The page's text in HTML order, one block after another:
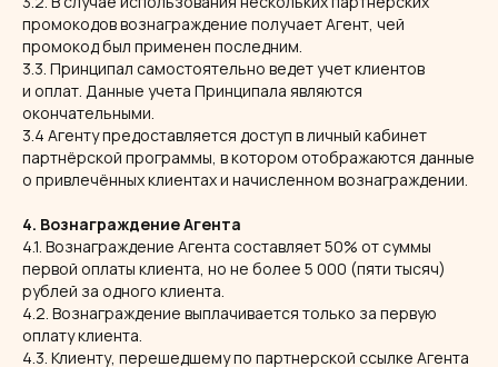
промокодов вознаграждение получает Агент, чей
промокод был применен последним.
3.3. Принципал самостоятельно ведет учет клиентов
и оплат. Данные учета Принципала являются
окончательными.
3.4 Агенту предоставляется доступ в личный кабинет
партнёрской программы, в котором отображаются данные
о привлечённых клиентах и начисленном вознаграждении.
4. Вознаграждение Агента
4.1. Вознаграждение Агента составляет 50% от суммы
первой оплаты клиента, но не более 5 000 (пяти тысяч)
рублей за одного клиента.
4.2. Вознаграждение выплачивается только за первую
оплату клиента.
4.3. Клиенту, перешедшему по партнерской ссылке Агента